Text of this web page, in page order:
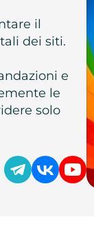
il
dei siti.
e
le
solo